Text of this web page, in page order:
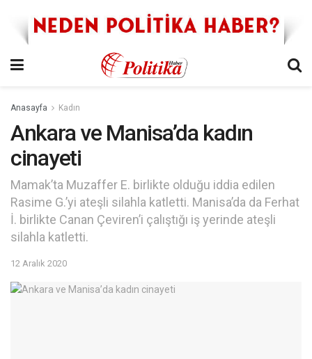
Anasayfa Kadın
Ankara ve Manisa’da kadın
cinayeti
Mamak’ta Muzaffer E. birlikte olduğu iddia edilen
Rasime G.’yi ateşli silahla katletti. Manisa’da da Ferhat
İ. birlikte Canan Çeviren’i çalıştığı iş yerinde ateşli
silahla katletti.
12 Aralık 2020